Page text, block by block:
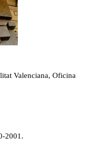
Valenciana, Oficina
2001.